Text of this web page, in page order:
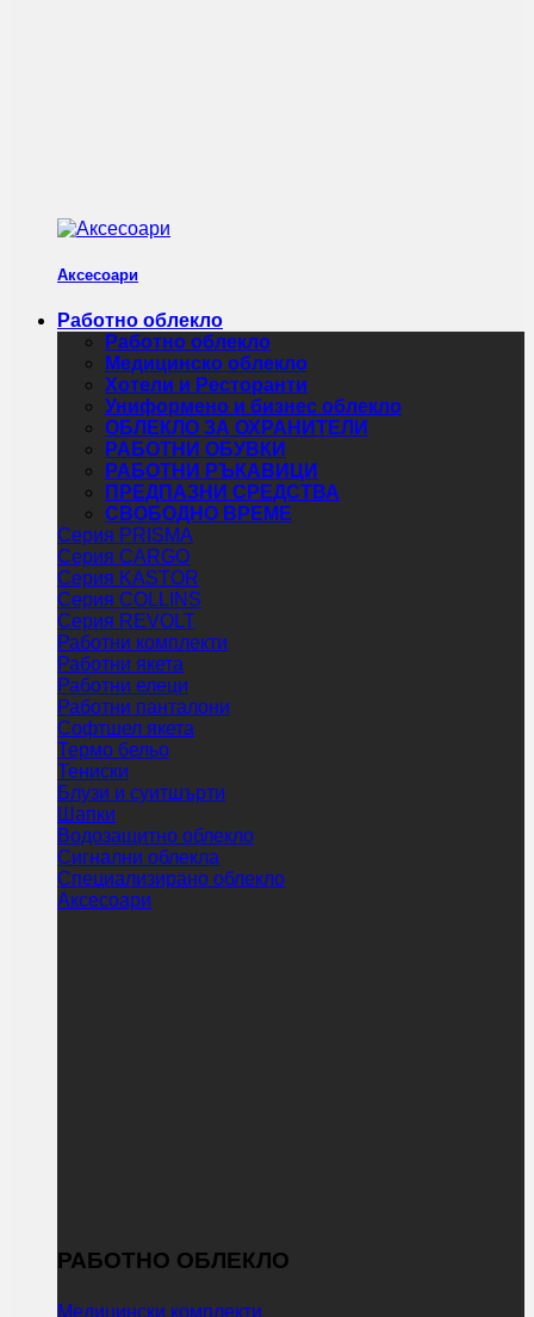
Аксесоари
Работно облекло
Работно облекло
Медицинско облекло
Хотели и Ресторанти
Униформено и бизнес облекло
ОБЛЕКЛО ЗА ОХРАНИТЕЛИ
РАБОТНИ ОБУВКИ
РАБОТНИ РЪКАВИЦИ
ПРЕДПАЗНИ СРЕДСТВА
СВОБОДНО ВРЕМЕ
Серия PRISMA
Серия CARGO
Серия KASTOR
Серия COLLINS
Серия REVOLT
Работни комплекти
Работни якета
Работни елеци
Работни панталони
Софтшел якета
Термо бельо
Тениски
Блузи и суитшърти
Шапки
Водозащитно облекло
Сигнални облекла
Специализирано облекло
Аксесоари
РАБОТНО ОБЛЕКЛО
Медицински комплекти